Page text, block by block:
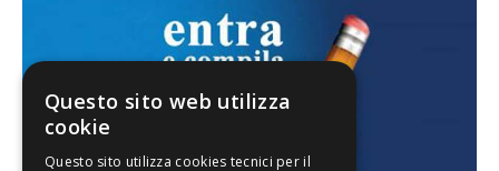
Questo sito web utilizza
cookie